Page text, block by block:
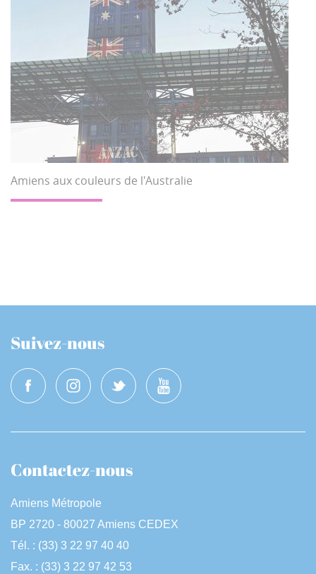
Amiens aux couleurs de l'Australie
Suivez-nous
Contactez-nous
Amiens Métropole
BP 2720 - 80027 Amiens CEDEX
Tél. : (33) 3 22 97 40 40
Fax. : (33) 3 22 97 42 53